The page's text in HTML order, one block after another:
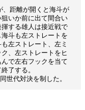
距離が開くと海斗が
いか前に出て間合い
する雄人は接近戦で
斗も左ストレートを
左ストレート、左ミ
、左ストレートをヒ
で左右フックを当て
了する。
世代対決を制した。